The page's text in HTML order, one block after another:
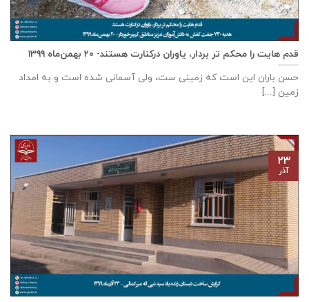
قدم هایت را محکم تر بردار، یاوران درکنارت هستند- ۲۰ بهمن‌ماه ۱۳۹۹
حسن باران این است که زمینی ست، ولی آسمانی شده است و به امداد
زمین [...]
۲۳
آذر